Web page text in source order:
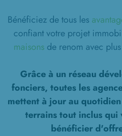
Bénéficiez de tous les
confiant votre projet
maisons de renom avec
Grâce à un réseau
fonciers, toutes les
mettent à jour au
terrains tout inclusqui
bénéficier